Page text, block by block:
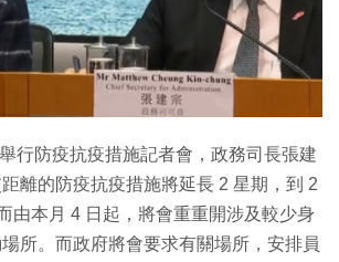
行防疫抗疫措施記者會，政務司長張建
離的防疫抗疫措施將延長 2 星期，到 2
由本月 4 日起，將會重重開涉及較少身
所。而政府將會要求有關場所，安排員